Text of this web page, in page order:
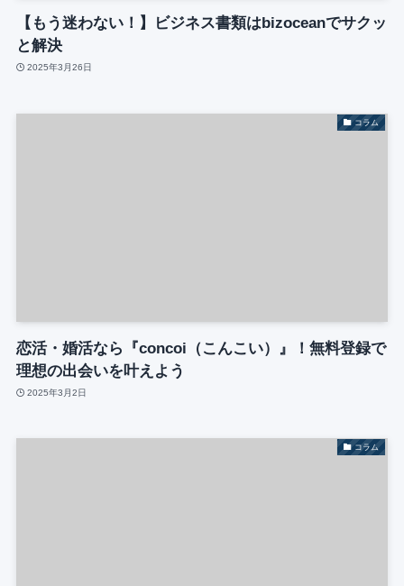
【もう迷わない！】ビジネス書類はbizoceanでサクッ
と解決
2025年3月26日
コラム
恋活・婚活なら『concoi（こんこい）』！無料登録で
理想の出会いを叶えよう
2025年3月2日
コラム